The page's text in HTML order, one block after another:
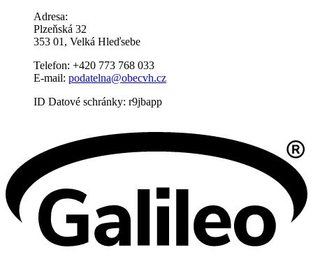
Adresa:
Plzeňská 32
353 01, Velká Hleďsebe
Telefon: +420 773 768 033
E-mail: podatelna@obecvh.cz
ID Datové schránky: r9jbapp